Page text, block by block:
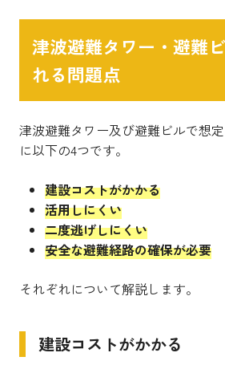
津波避難タワー・避難
れる問題点
津波避難タワー及び避難ビルで想
に以下の4つです。
建設コストがかかる
活用しにくい
二度逃げしにくい
安全な避難経路の確保が必要
それぞれについて解説します。
建設コストがかかる